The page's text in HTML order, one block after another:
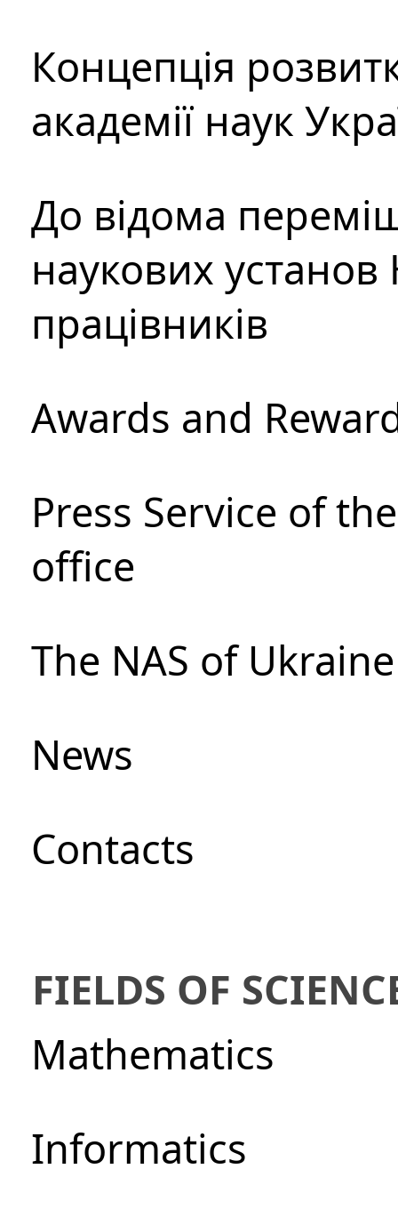
Концепція
академії наук
До відома
наукових установ
працівників
Awards and
Press Service of
office
The NAS of
News
Сontacts
FIELDS OF
Mathematics
Informatics